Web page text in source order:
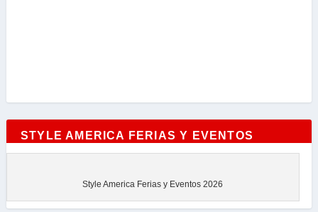
STYLE AMERICA FERIAS Y EVENTOS
Style America Ferias y Eventos 2026